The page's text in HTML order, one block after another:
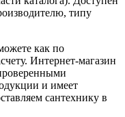
типу
как по
Интернет-магазин
и имеет
сантехнику в